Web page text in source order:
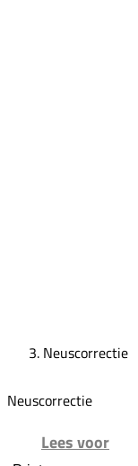
Neuscorrectie
Neuscorrectie
Lees voor